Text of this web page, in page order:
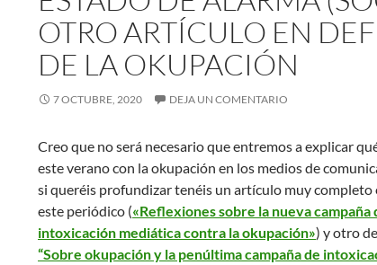
OTRO ARTÍCULO EN
DE LA OKUPACIÓN
7 OCTUBRE, 2020 DEJA UN COMENTARIO
Creo que no será necesario que entremos a explicar
este verano con la okupación en los medios de
si queréis profundizar tenéis un artículo muy completo
este periódico («Reflexiones sobre la nueva campaña
intoxicación mediática contra la okupación») y otro
“Sobre okupación y la penúltima campaña de